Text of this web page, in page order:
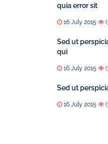
quia error sit
16 July 2015
Sed ut
qui
16 July 2015
Sed ut
16 July 2015